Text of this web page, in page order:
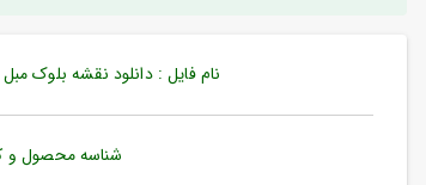
نام فایل : دانلود نقشه بلوک مبل
شناسه محصول و